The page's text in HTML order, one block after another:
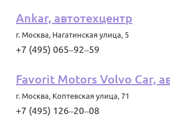
Ankar, автотехцентр
г. Москва, Нагатинская улица, 5
+7 (495) 065‒92‒59
Favorit Motors Volvo Car,
г. Москва, Коптевская улица, 71
+7 (495) 126‒20‒08